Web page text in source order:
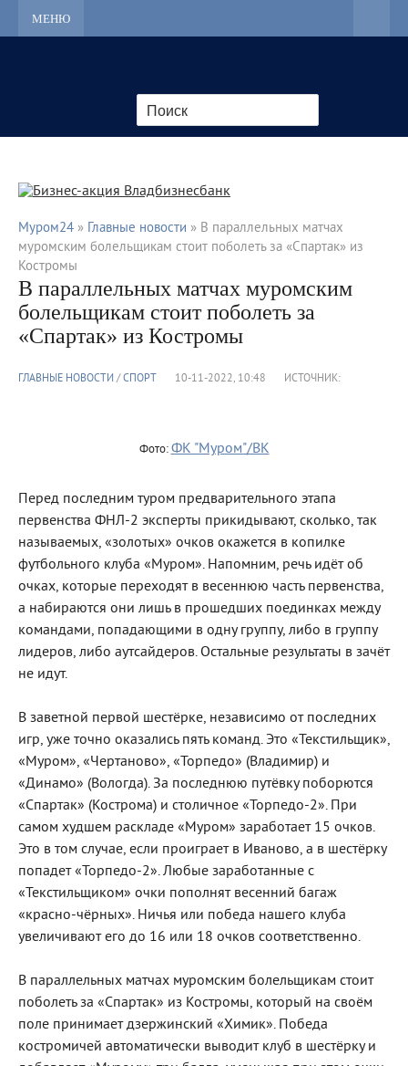
МЕНЮ
Муром24 » Главные новости » В параллельных матчах
муромским болельщикам стоит поболеть за «Спартак» из
Костромы
В параллельных матчах муромским
болельщикам стоит поболеть за
«Спартак» из Костромы
ГЛАВНЫЕ НОВОСТИ/ CПОРТ 10-11-2022, 10:48 ИСТОЧНИК:
Фото:ФК "Муром"/ВК
Перед последним туром предварительного этапа
первенства ФНЛ-2 эксперты прикидывают, сколько, так
называемых, «золотых» очков окажется в копилке
футбольного клуба «Муром». Напомним, речь идёт об
очках, которые переходят в весеннюю часть первенства,
а набираются они лишь в прошедших поединках между
командами, попадающими в одну группу, либо в группу
лидеров, либо аутсайдеров. Остальные результаты в зачёт
не идут.
В заветной первой шестёрке, независимо от последних
игр, уже точно оказались пять команд. Это «Текстильщик»,
«Муром», «Чертаново», «Торпедо» (Владимир) и
«Динамо» (Вологда). За последнюю путёвку поборются
«Спартак» (Кострома) и столичное «Торпедо-2». При
самом худшем раскладе «Муром» заработает 15 очков.
Это в том случае, если проиграет в Иваново, а в шестёрку
попадет «Торпедо-2». Любые заработанные с
«Текстильщиком» очки пополнят весенний багаж
«красно-чёрных». Ничья или победа нашего клуба
увеличивают его до 16 или 18 очков соответственно.
В параллельных матчах муромским болельщикам стоит
поболеть за «Спартак» из Костромы, который на своём
поле принимает дзержинский «Химик». Победа
костромичей автоматически выводит клуб в шестёрку и